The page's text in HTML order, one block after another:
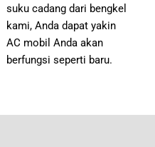
suku cadang dari bengkel
kami, Anda dapat yakin
AC mobil Anda akan
berfungsi seperti baru.